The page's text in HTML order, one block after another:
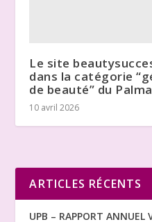
Le site
dans la catégorie
de beauté” du
10 avril 2026
ARTICLES RÉCENTS
UPB – RAPPORT ANNUEL